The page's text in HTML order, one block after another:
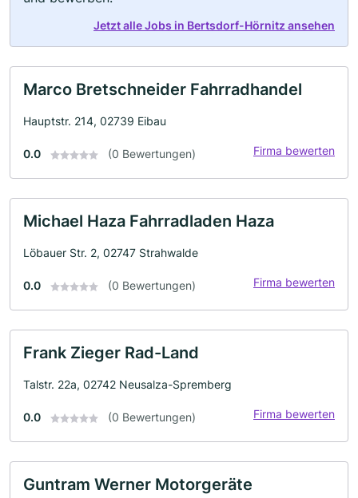
Jetzt alle Jobs in Bertsdorf-Hörnitz ansehen
Marco Bretschneider Fahrradhandel
Hauptstr. 214, 02739 Eibau
0.0 (0 Bewertungen) Firma bewerten
Michael Haza Fahrradladen Haza
Löbauer Str. 2, 02747 Strahwalde
0.0 (0 Bewertungen) Firma bewerten
Frank Zieger Rad-Land
Talstr. 22a, 02742 Neusalza-Spremberg
0.0 (0 Bewertungen) Firma bewerten
Guntram Werner Motorgeräte